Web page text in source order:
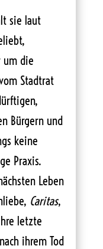
sie laut
um die
Stadtrat
Bürgern und
keine
Praxis.
Leben
Caritas,
letzte
ihrem Tod